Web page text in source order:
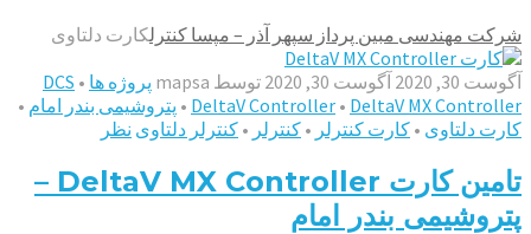
شرکت مهندسی مبین پرداز سپهر آذر – مپسا کنترلکارت دلتاوی
آگوست 30, 2020
آگوست 30, 2020 توسط mapsa پروژه ها DCS •
DeltaV Controller • DeltaV MX Controller
• پتروشیمی بندر امام •
کارت دلتاوی • کارت کنترلر • کنترلر • کنترلر دلتاوی نظر
تامین کارت DeltaV MX Controller –
پتروشیمی بندر امام